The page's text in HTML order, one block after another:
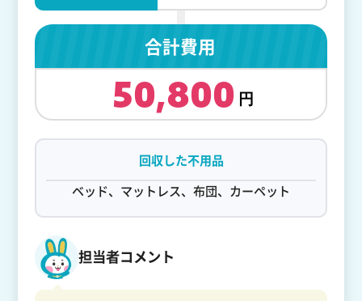
合計費用
50,800
回収した不用品
ベッド、マットレス、布団、カーペット
担当者コメント